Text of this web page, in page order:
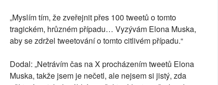
„Myslím tím, že zveřejnit přes 100 tweetů o tomto
tragickém, hrůzném případu… Vyzývám Elona Muska,
aby se zdržel tweetování o tomto citlivém případu.“
Dodal: „Netrávím čas na X procházením tweetů Elona
Muska, takže jsem je nečetl, ale nejsem si jistý, zda